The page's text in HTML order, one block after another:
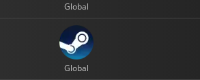
Global
Global